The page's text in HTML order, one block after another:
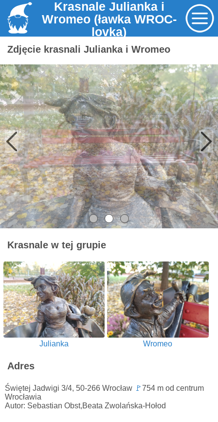
Krasnale Julianka i
Wromeo (ławka WROC-
lovka)
Zdjęcie krasnali Julianka i Wromeo
Krasnale w tej grupie
Julianka Wromeo
Adres
Świętej Jadwigi 3/4, 50-266 Wrocław 🚩754 m od centrum
Wrocławia
Autor: Sebastian Obst,Beata Zwolańska-Hołod